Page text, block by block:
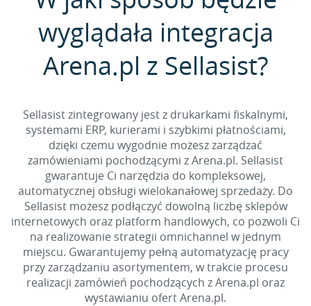
wyglądała integracja
Arena.pl z Sellasist?
Sellasist zintegrowany jest z drukarkami fiskalnymi,
systemami ERP, kurierami i szybkimi płatnościami,
dzięki czemu wygodnie możesz zarządzać
zamówieniami pochodzącymi z Arena.pl. Sellasist
gwarantuje Ci narzędzia do kompleksowej,
automatycznej obsługi wielokanałowej sprzedaży. Do
Sellasist możesz podłączyć dowolną liczbę sklepów
internetowych oraz platform handlowych, co pozwoli Ci
na realizowanie strategii omnichannel w jednym
miejscu. Gwarantujemy pełną automatyzację pracy
przy zarządzaniu asortymentem, w trakcie procesu
realizacji zamówień pochodzących z Arena.pl oraz
wystawianiu ofert Arena.pl.